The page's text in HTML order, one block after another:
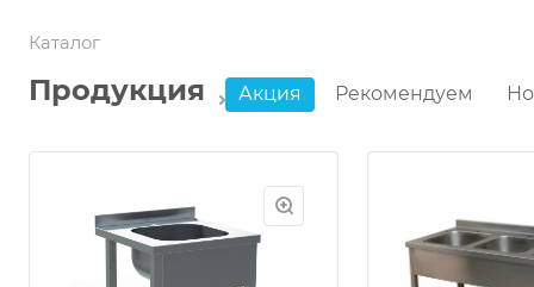
Каталог
Продукция Акция Рекомендуем